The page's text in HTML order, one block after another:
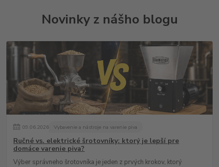
Novinky z nášho blogu
09.06.2026 Vybavenie a nástroje na varenie piva
Ručné vs. elektrické šrotovníky: ktorý je lepší pre
domáce varenie piva?
Výber správneho šrotovníka je jeden z prvých krokov, ktorý